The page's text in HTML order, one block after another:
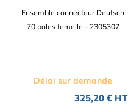
Ensemble connecteur Deutsch
70 poles femelle - 2305307
Délai sur demande
325,20 € HT